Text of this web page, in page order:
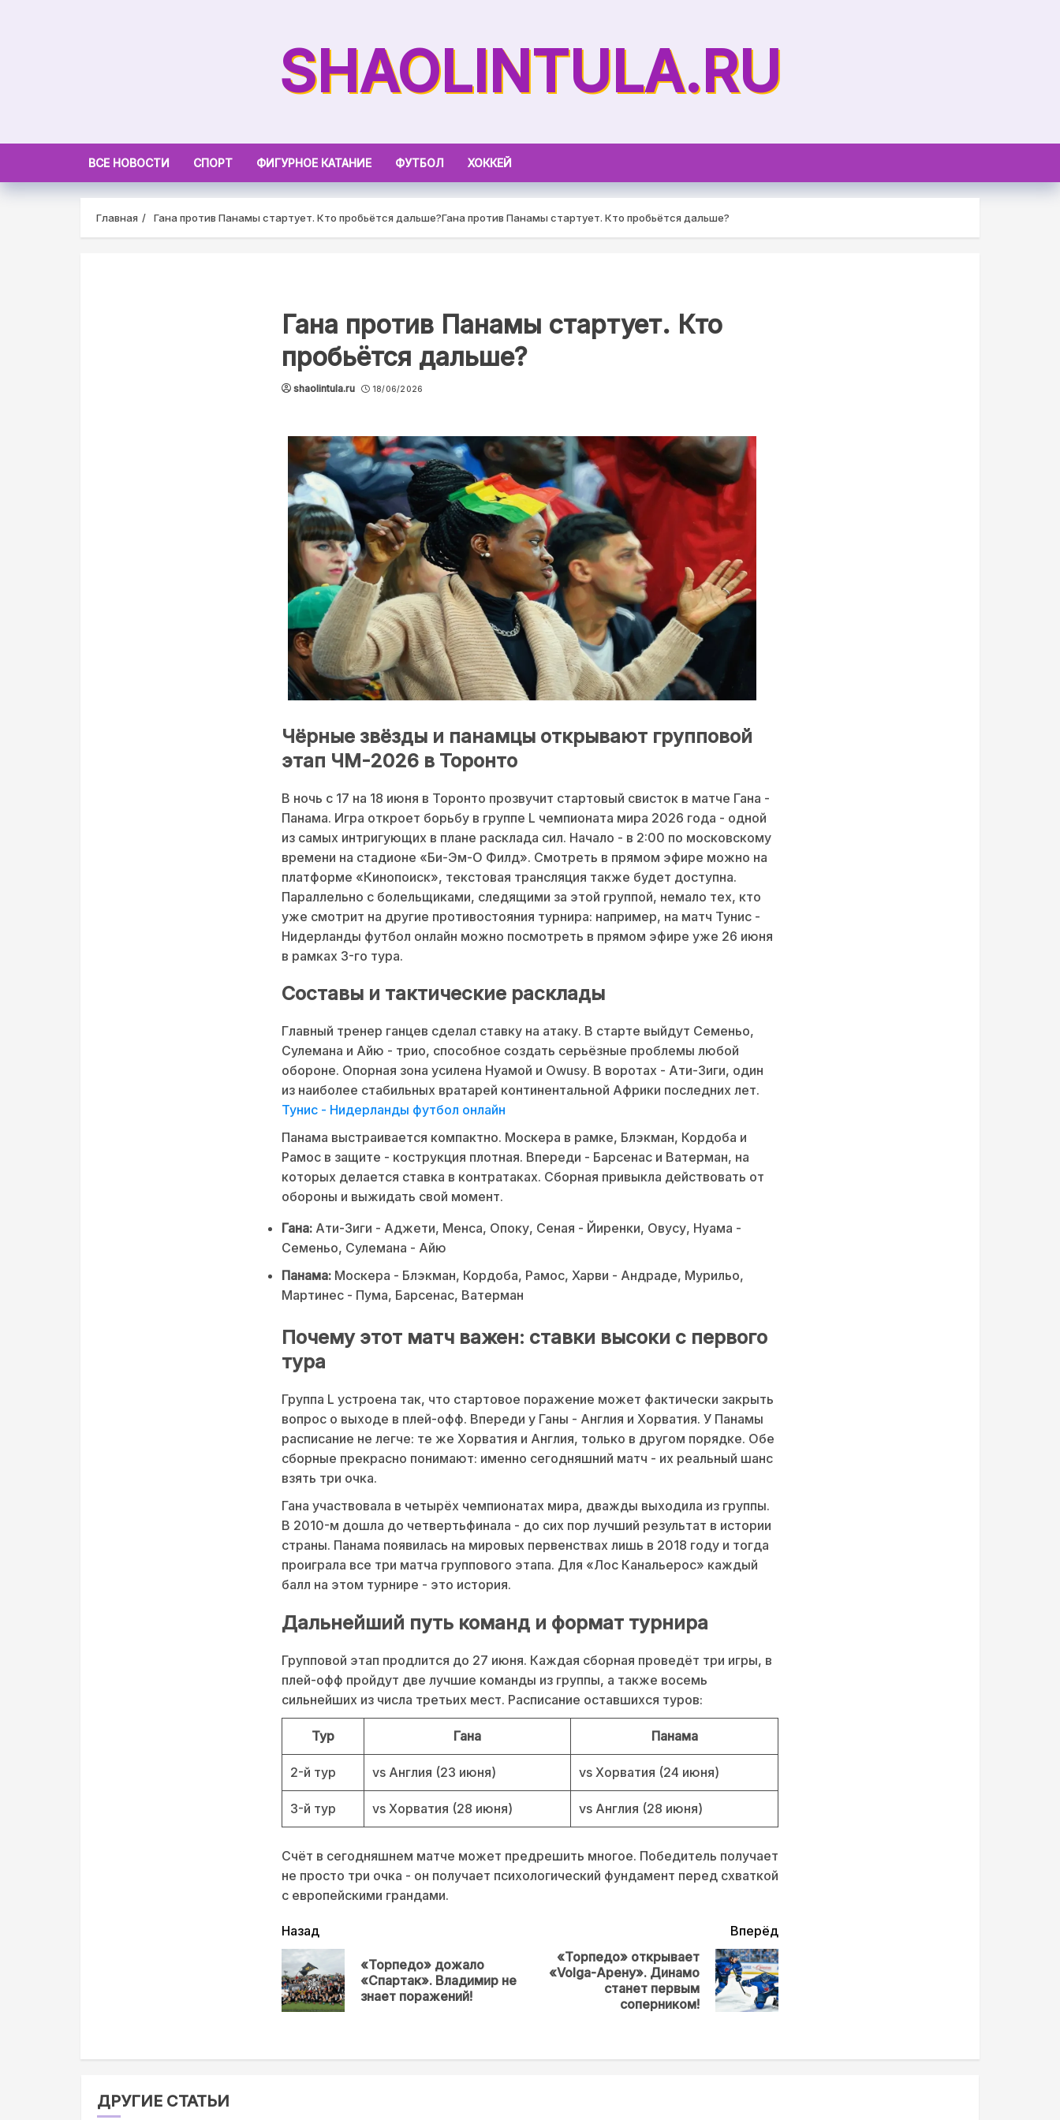
SHAOLINTULA.RU
ВСЕ НОВОСТИ СПОРТ ФИГУРНОЕ КАТАНИЕ ФУТБОЛ ХОККЕЙ
Главная Гана против Панамы стартует. Кто пробьётся дальше?Гана против Панамы стартует. Кто пробьётся дальше?
Гана против Панамы стартует. Кто
пробьётся дальше?
shaolintula.ru 18/06/2026
Чёрные звёзды и панамцы открывают групповой
этап ЧМ-2026 в Торонто
В ночь с 17 на 18 июня в Торонто прозвучит стартовый свисток в матче Гана -
Панама. Игра откроет борьбу в группе L чемпионата мира 2026 года - одной
из самых интригующих в плане расклада сил. Начало - в 2:00 по московскому
времени на стадионе «Би-Эм-О Филд». Смотреть в прямом эфире можно на
платформе «Кинопоиск», текстовая трансляция также будет доступна.
Параллельно с болельщиками, следящими за этой группой, немало тех, кто
уже смотрит на другие противостояния турнира: например, на матч Тунис -
Нидерланды футбол онлайн можно посмотреть в прямом эфире уже 26 июня
в рамках 3-го тура.
Составы и тактические расклады
Главный тренер ганцев сделал ставку на атаку. В старте выйдут Семеньо,
Сулемана и Айю - трио, способное создать серьёзные проблемы любой
обороне. Опорная зона усилена Нуамой и Owusу. В воротах - Ати-Зиги, один
из наиболее стабильных вратарей континентальной Африки последних лет.
Тунис - Нидерланды футбол онлайн
Панама выстраивается компактно. Москера в рамке, Блэкман, Кордоба и
Рамос в защите - кострукция плотная. Впереди - Барсенас и Ватерман, на
которых делается ставка в контратаках. Сборная привыкла действовать от
обороны и выжидать свой момент.
Гана: Ати-Зиги - Аджети, Менса, Опоку, Сеная - Йиренки, Овусу, Нуама -
Семеньо, Сулемана - Айю
Панама: Москера - Блэкман, Кордоба, Рамос, Харви - Андраде, Мурильо,
Мартинес - Пума, Барсенас, Ватерман
Почему этот матч важен: ставки высоки с первого
тура
Группа L устроена так, что стартовое поражение может фактически закрыть
вопрос о выходе в плей-офф. Впереди у Ганы - Англия и Хорватия. У Панамы
расписание не легче: те же Хорватия и Англия, только в другом порядке. Обе
сборные прекрасно понимают: именно сегодняшний матч - их реальный шанс
взять три очка.
Гана участвовала в четырёх чемпионатах мира, дважды выходила из группы.
В 2010-м дошла до четвертьфинала - до сих пор лучший результат в истории
страны. Панама появилась на мировых первенствах лишь в 2018 году и тогда
проиграла все три матча группового этапа. Для «Лос Канальерос» каждый
балл на этом турнире - это история.
Дальнейший путь команд и формат турнира
Групповой этап продлится до 27 июня. Каждая сборная проведёт три игры, в
плей-офф пройдут две лучшие команды из группы, а также восемь
сильнейших из числа третьих мест. Расписание оставшихся туров:
Тур Гана Панама
2-й тур vs Англия (23 июня) vs Хорватия (24 июня)
3-й тур vs Хорватия (28 июня) vs Англия (28 июня)
Счёт в сегодняшнем матче может предрешить многое. Победитель получает
не просто три очка - он получает психологический фундамент перед схваткой
с европейскими грандами.
читать
еще
Назад
Предыдущая
«Торпедо» дожало
«Спартак». Владимир не
знает поражений!
Вперёд
Next
«Торпедо» открывает
«Volga-Арену». Динамо
станет первым
соперником!
ДРУГИЕ СТАТЬИ